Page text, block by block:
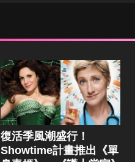
復活季風潮盛行！
Showtime計畫推出《單